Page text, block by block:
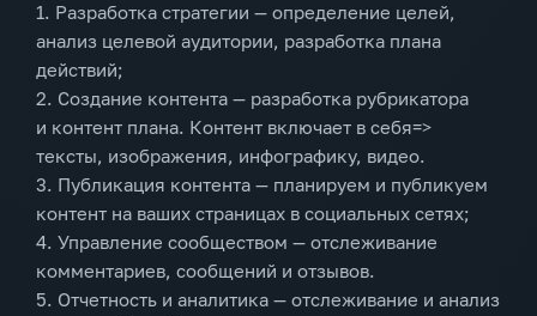
1. Разработка стратегии — определение целей,
анализ целевой аудитории, разработка плана
действий;
2. Создание контента — разработка рубрикатора
и контент плана. Контент включает в себя=>
тексты, изображения, инфографику, видео.
3. Публикация контента — планируем и публикуем
контент на ваших страницах в социальных сетях;
4. Управление сообществом — отслеживание
комментариев, сообщений и отзывов.
5. Отчетность и аналитика — отслеживание и анализ